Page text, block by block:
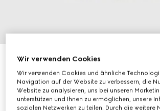
Tasse mit Herbarium-Motiv
€ 260
Variantengelbes Porzellan
Wir verwenden Cookies
Wir verwenden Cookies und ähnliche
Navigation auf der Website zu verbessern, die
Website zu analysieren, uns bei unseren
unterstützen und Ihnen zu ermöglichen, unsere
sozialen Netzwerken zu teilen. Durch die weitere